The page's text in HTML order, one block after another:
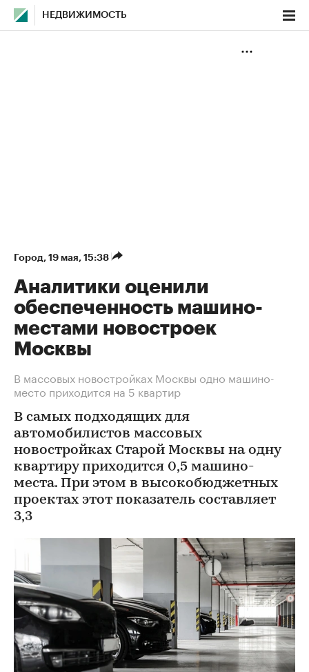
НЕДВИЖИМОСТЬ
Город⁠, 19 мая, 15:38
Аналитики оценили
обеспеченность машино-
местами новостроек
Москвы
В массовых новостройках Москвы одно машино-
место приходится на 5 квартир
В самых подходящих для
автомобилистов массовых
новостройках Старой Москвы на одну
квартиру приходится 0,5 машино-
места. При этом в высокобюджетных
проектах этот показатель составляет
3,3